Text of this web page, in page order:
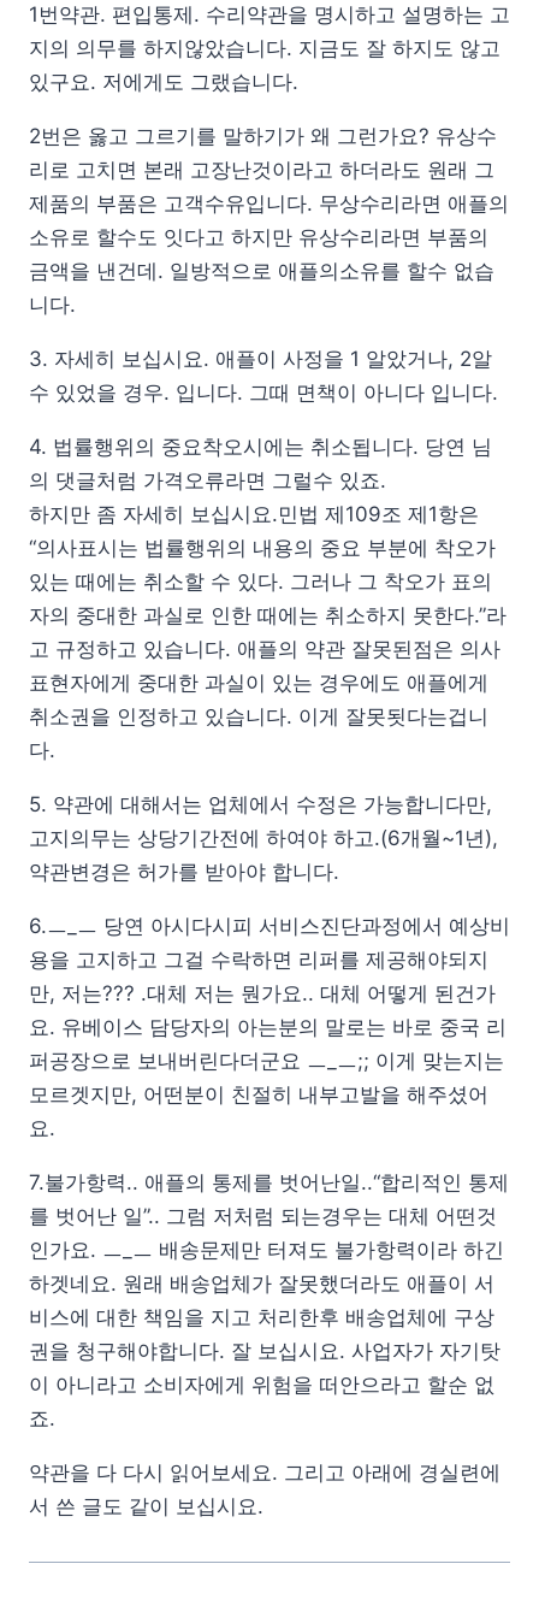
1번약관. 편입통제. 수리약관을 명시하고 설명하는 고
지의 의무를 하지않았습니다. 지금도 잘 하지도 않고
있구요. 저에게도 그랬습니다.
2번은 옳고 그르기를 말하기가 왜 그런가요? 유상수
리로 고치면 본래 고장난것이라고 하더라도 원래 그
제품의 부품은 고객수유입니다. 무상수리라면 애플의
소유로 할수도 잇다고 하지만 유상수리라면 부품의
금액을 낸건데. 일방적으로 애플의소유를 할수 없습
니다.
3. 자세히 보십시요. 애플이 사정을 1 알았거나, 2알
수 있었을 경우. 입니다. 그때 면책이 아니다 입니다.
4. 법률행위의 중요착오시에는 취소됩니다. 당연 님
의 댓글처럼 가격오류라면 그럴수 있죠.
하지만 좀 자세히 보십시요.민법 제109조 제1항은
“의사표시는 법률행위의 내용의 중요 부분에 착오가
있는 때에는 취소할 수 있다. 그러나 그 착오가 표의
자의 중대한 과실로 인한 때에는 취소하지 못한다.”라
고 규정하고 있습니다. 애플의 약관 잘못된점은 의사
표현자에게 중대한 과실이 있는 경우에도 애플에게
취소권을 인정하고 있습니다. 이게 잘못됫다는겁니
다.
5. 약관에 대해서는 업체에서 수정은 가능합니다만,
고지의무는 상당기간전에 하여야 하고.(6개월~1년),
약관변경은 허가를 받아야 합니다.
6.ㅡ_ㅡ 당연 아시다시피 서비스진단과정에서 예상비
용을 고지하고 그걸 수락하면 리퍼를 제공해야되지
만, 저는??? .대체 저는 뭔가요.. 대체 어떻게 된건가
요. 유베이스 담당자의 아는분의 말로는 바로 중국 리
퍼공장으로 보내버린다더군요 ㅡ_ㅡ;; 이게 맞는지는
모르겟지만, 어떤분이 친절히 내부고발을 해주셨어
요.
7.불가항력.. 애플의 통제를 벗어난일..“합리적인 통제
를 벗어난 일”.. 그럼 저처럼 되는경우는 대체 어떤것
인가요. ㅡ_ㅡ 배송문제만 터져도 불가항력이라 하긴
하겟네요. 원래 배송업체가 잘못했더라도 애플이 서
비스에 대한 책임을 지고 처리한후 배송업체에 구상
권을 청구해야합니다. 잘 보십시요. 사업자가 자기탓
이 아니라고 소비자에게 위험을 떠안으라고 할순 없
죠.
약관을 다 다시 읽어보세요. 그리고 아래에 경실련에
서 쓴 글도 같이 보십시요.